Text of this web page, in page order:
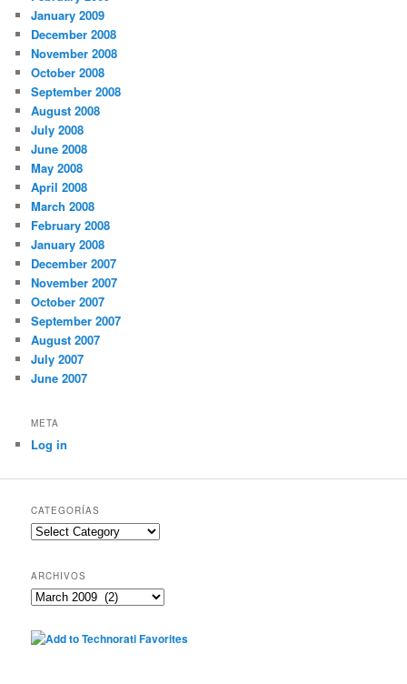
January 2009
December 2008
November 2008
October 2008
September 2008
August 2008
July 2008
June 2008
May 2008
April 2008
March 2008
February 2008
January 2008
December 2007
November 2007
October 2007
September 2007
August 2007
July 2007
June 2007
META
Log in
CATEGORÍAS
Categorías
ARCHIVOS
Archivos